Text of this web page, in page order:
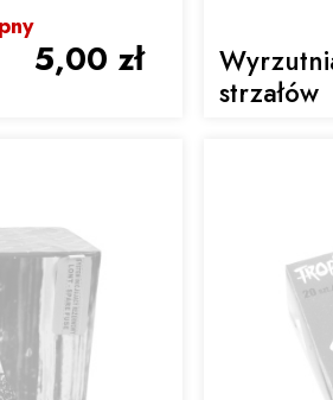
5,00 zł
strzałów